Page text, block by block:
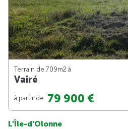
Terrain de 709m2 à
Vairé
à partir de 79 900 €
L'Île-d'Olonne